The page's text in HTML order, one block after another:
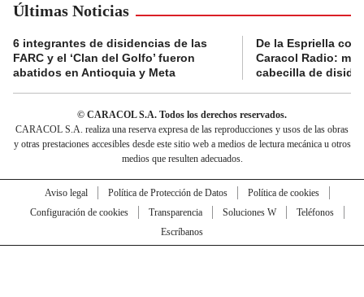
Últimas Noticias
6 integrantes de disidencias de las
FARC y el ‘Clan del Golfo’ fueron
abatidos en Antioquia y Meta
De la Espriella
Caracol Radio:
cabecilla de
© CARACOL S.A. Todos los derechos reservados.
CARACOL S.A. realiza una reserva expresa de las reproducciones y usos de las obras
y otras prestaciones accesibles desde este sitio web a medios de lectura mecánica u otros
medios que resulten adecuados.
Aviso legal Política de Protección de Datos
Política de cookies
Configuración de cookies
Transparencia Soluciones W
Teléfonos
Escríbanos